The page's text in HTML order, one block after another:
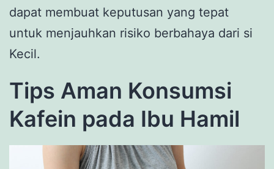
dapat membuat keputusan yang tepat
untuk menjauhkan risiko berbahaya dari si
Kecil.
Tips Aman Konsumsi
Kafein pada Ibu Hamil